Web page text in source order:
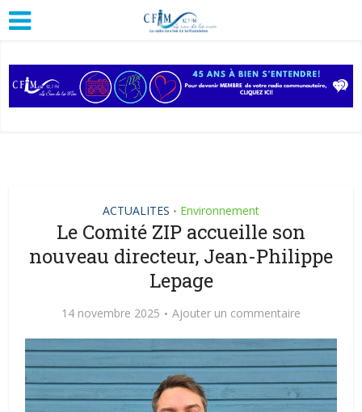
ACTUALITES • Environnement
Le Comité ZIP accueille son
nouveau directeur, Jean-Philippe
Lepage
14 novembre 2025 Ajouter un commentaire